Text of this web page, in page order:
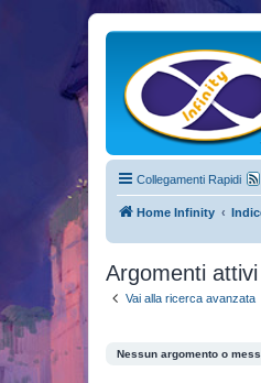
Collegamenti Rapidi
Home Infinity
Argomenti attivi
Vai alla ricerca avanzata
Nessun argomento o